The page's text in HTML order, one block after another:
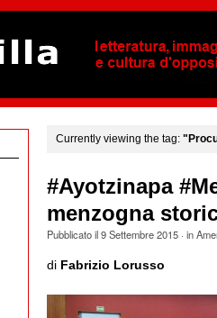
Currently viewing the tag:
#Ayotzinapa
menzogna
Pubblicato il9 Settembre 2015· in
di Fabrizio Lorusso